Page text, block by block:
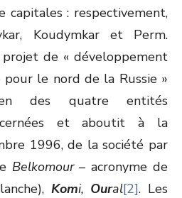
capitales : respectivement,
Koudymkar et Perm.
de « développement
le nord de la Russie »
des quatre entités
et aboutit à la
1996, de la société par
Belkomour– acronyme de
Komi, Oural[2]. Les